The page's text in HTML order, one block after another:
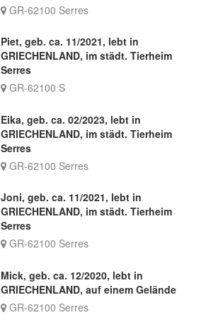
GR-62100 Serres
Piet, geb. ca. 11/2021, lebt in
GRIECHENLAND, im städt. Tierheim
Serres
GR-62100 S
Eika, geb. ca. 02/2023, lebt in
GRIECHENLAND, im städt. Tierheim
Serres
GR-62100 Serres
Joni, geb. ca. 11/2021, lebt in
GRIECHENLAND, im städt. Tierheim
Serres
GR-62100 Serres
Mick, geb. ca. 12/2020, lebt in
GRIECHENLAND, auf einem Gelände
GR-62100 Serres